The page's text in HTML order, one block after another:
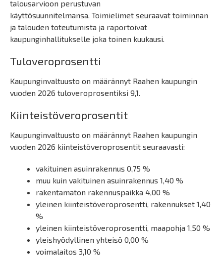
talousarvioon perustuvan
käyttösuunnitelmansa. Toimielimet seuraavat toiminnan
ja talouden toteutumista ja raportoivat
kaupunginhallitukselle joka toinen kuukausi.
Tuloveroprosentti
Kaupunginvaltuusto on määrännyt Raahen kaupungin
vuoden 2026 tuloveroprosentiksi 9,1.
Kiinteistöveroprosentit
Kaupunginvaltuusto on määrännyt Raahen kaupungin
vuoden 2026 kiinteistöveroprosentit seuraavasti:
vakituinen asuinrakennus 0,75 %
muu kuin vakituinen asuinrakennus 1,40 %
rakentamaton rakennuspaikka 4,00 %
yleinen kiinteistöveroprosentti, rakennukset 1,40
%
yleinen kiinteistöveroprosentti, maapohja 1,50 %
yleishyödyllinen yhteisö 0,00 %
voimalaitos 3,10 %